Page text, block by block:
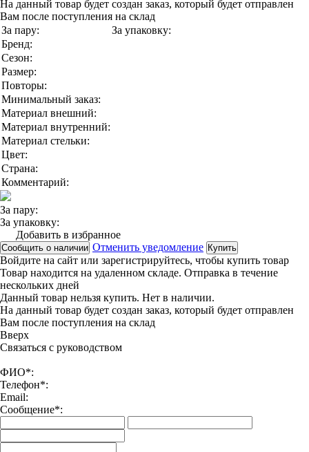
На данный товар будет создан заказ, который будет отправлен
Вам после поступления на склад
За пару:
За упаковку:
Бренд:
Сезон:
Размер:
Повторы:
Минимальный заказ:
Материал внешний:
Материал внутренний:
Материал стельки:
Цвет:
Страна:
Комментарий:
За пару:
За упаковку:
Добавить в избранное
Сообщить о наличии Отменить уведомление Купить
Войдите на сайт или зарегистрируйтесь, чтобы купить товар
Товар находится на удаленном складе. Отправка в течение
нескольких дней
Данный товар нельзя купить. Нет в наличии.
На данный товар будет создан заказ, который будет отправлен
Вам после поступления на склад
Вверx
Связаться с руководством
ФИО*:
Телефон*:
Email:
Сообщение*: